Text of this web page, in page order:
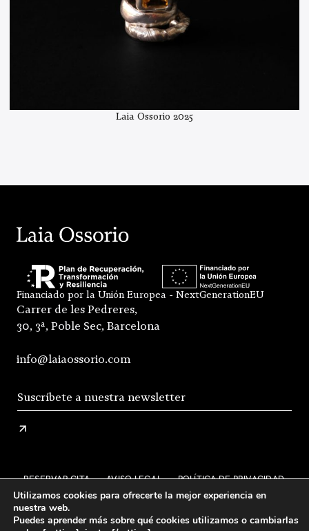
Laia Ossorio 2025
Financiado por la Unión Europea - NextGenerationEU
Carrer de les Pedreres,
30, 3ª, Poble Sec, Barcelona
info@laiaossorio.com
RESERVAR CITA AVISO LEGAL
POLÍTICA DE PRIVACIDAD
ENVÍO Y DEVOLUCIONES
CONDICIONES GENERALES DE VENTA
FAQS
Utilizamos cookies para ofrecerte la mejor experiencia en
nuestra web.
Puedes aprender más sobre qué cookies utilizamos o cambiarlas